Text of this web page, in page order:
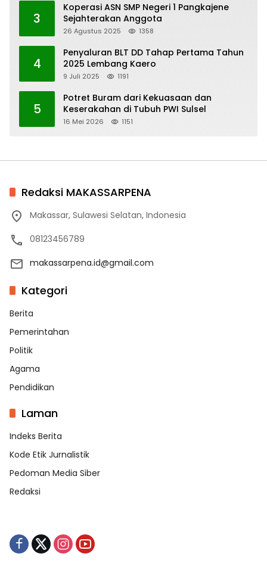
3
Koperasi ASN SMP Negeri 1 Pangkajene
Sejahterakan Anggota
26 Agustus 2025 1358
4
Penyaluran BLT DD Tahap Pertama Tahun
2025 Lembang Kaero
9 Juli 2025 1191
5
Potret Buram dari Kekuasaan dan
Keserakahan di Tubuh PWI Sulsel
16 Mei 2026 1151
Redaksi MAKASSARPENA
Makassar, Sulawesi Selatan, Indonesia
08123456789
makassarpena.id@gmail.com
Kategori
Berita
Pemerintahan
Politik
Agama
Pendidikan
Laman
Indeks Berita
Kode Etik Jurnalistik
Pedoman Media Siber
Redaksi